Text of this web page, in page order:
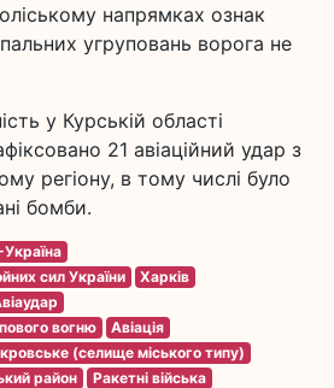
напрямках ознак
угруповань ворога не
у Курській області
21 авіаційний удар з
регіону, в тому числі було
бомби.
сил України
Харків
вогню
Авіація
(селище міського типу)
район
Ракетні війська